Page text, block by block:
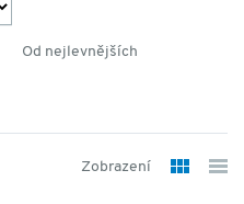
Od nejlevnějších
Zobrazení